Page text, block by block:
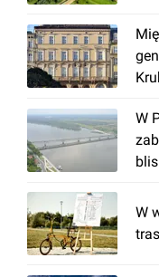
dwa źródła
W
W